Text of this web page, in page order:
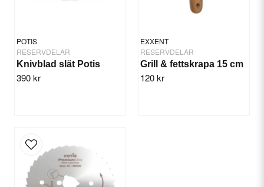
POTIS
RESERVDELAR
Knivblad slät Potis
390 kr
EXXENT
RESERVDELAR
Grill & fettskrapa 15 cm
120 kr